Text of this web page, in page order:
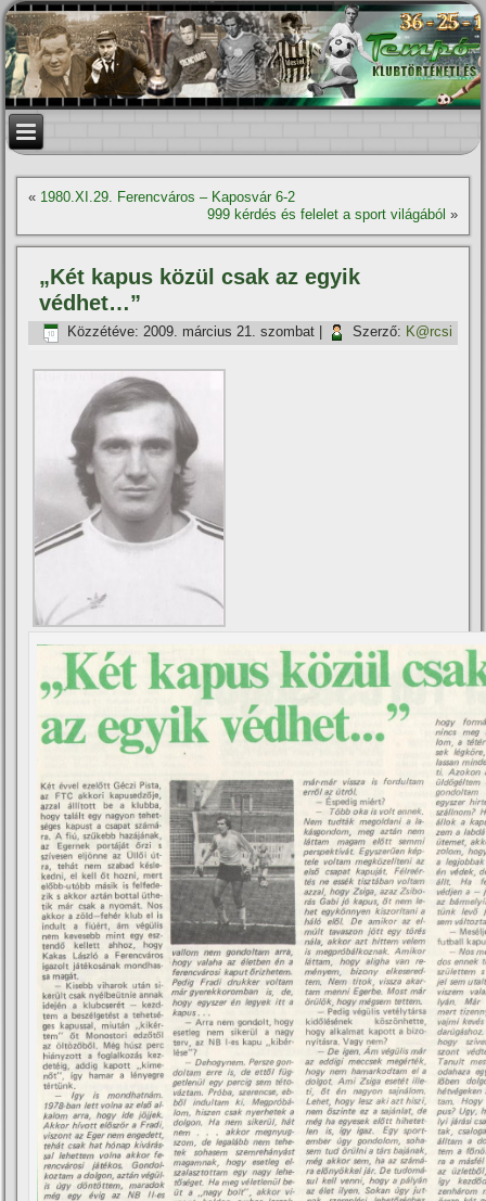
« 1980.XI.29. Ferencváros – Kaposvár 6-2
999 kérdés és felelet a sport világából »
„Két kapus közül csak az egyik
védhet…”
Közzétéve: 2009. március 21. szombat Szerző: K@rcsi